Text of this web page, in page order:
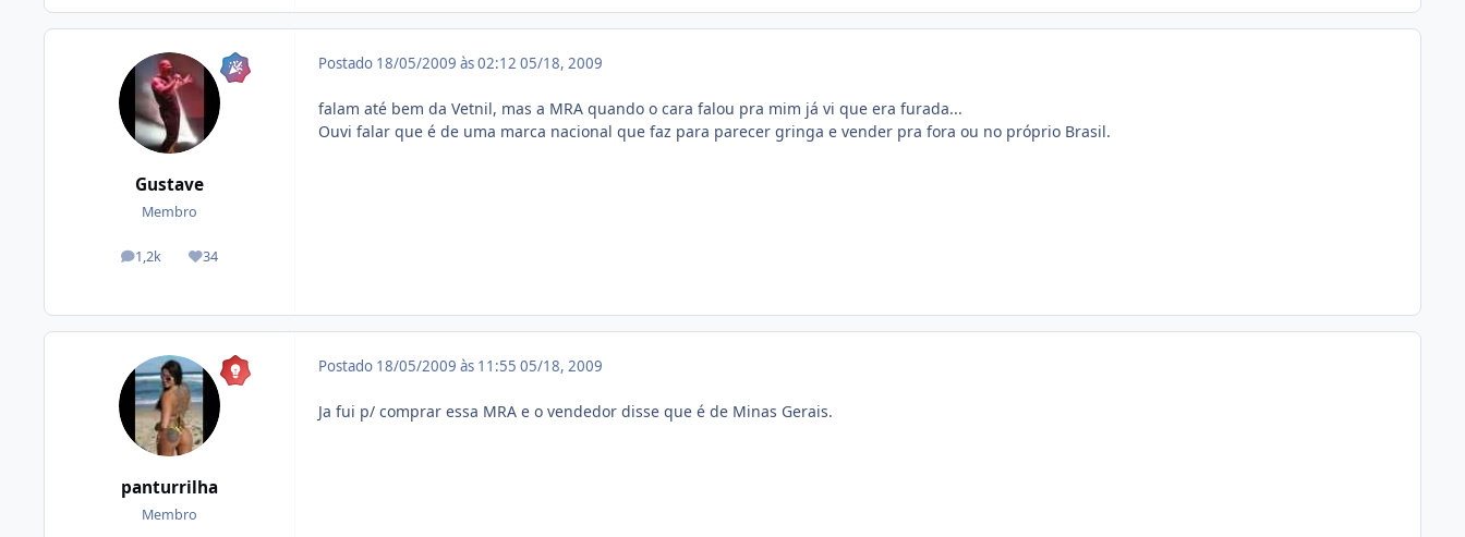
Gustave
Membro
1,2k
posts 34
Reputação
Postado 18/05/2009 às 02:12 05/18, 2009
falam até bem da Vetnil, mas a MRA quando o cara falou pra mim já vi que era furada...
Ouvi falar que é de uma marca nacional que faz para parecer gringa e vender pra fora ou no próprio Brasil.
panturrilha
Membro
Postado 18/05/2009 às 11:55 05/18, 2009
Ja fui p/ comprar essa MRA e o vendedor disse que é de Minas Gerais.